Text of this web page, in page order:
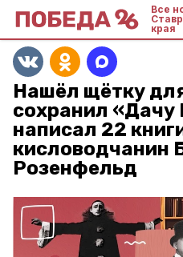
Все
края
Нашёл щётку
сохранил
написал 22
кисловодчанин
Розенфельд